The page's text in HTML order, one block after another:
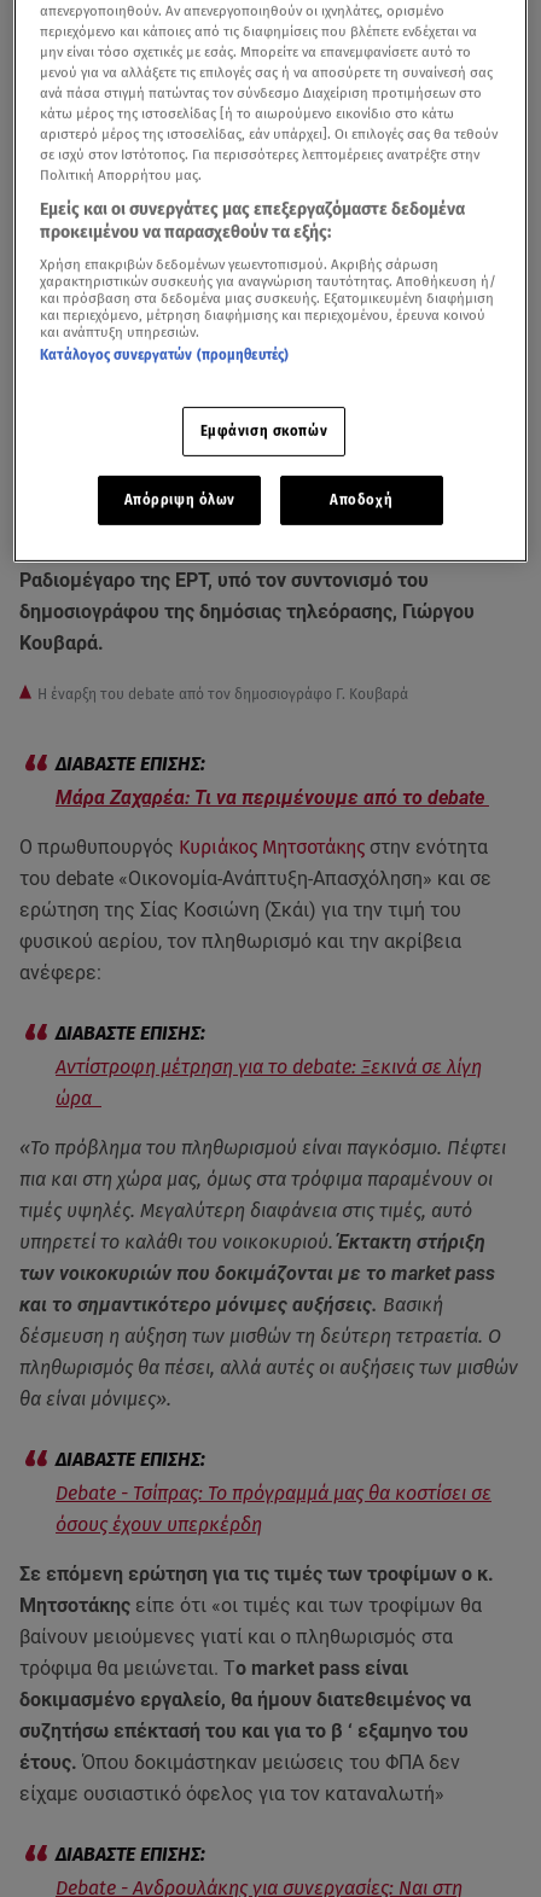
Ραδιομέγαρο της ΕΡΤ, υπό τον συντονισμό του
δημοσιογράφου της δημόσιας τηλεόρασης, Γιώργου
Κουβαρά.
Η έναρξη του debate από τον δημοσιογράφο Γ. Κουβαρά
Μάρα Ζαχαρέα: Τι να περιμένουμε από το debate
Ο πρωθυπουργός Κυριάκος Μητσοτάκης στην ενότητα
του debate «Οικονομία-Ανάπτυξη-Απασχόληση» και σε
ερώτηση της Σίας Κοσιώνη (Σκάι) για την τιμή του
φυσικού αερίου, τον πληθωρισμό και την ακρίβεια
ανέφερε:
Aντίστροφη μέτρηση για το debate: Ξεκινά σε λίγη
ώρα
«Το πρόβλημα του πληθωρισμού είναι παγκόσμιο. Πέφτει
πια και στη χώρα μας, όμως στα τρόφιμα παραμένουν οι
τιμές υψηλές. Μεγαλύτερη διαφάνεια στις τιμές, αυτό
υπηρετεί το καλάθι του νοικοκυριού.Έκτακτη στήριξη
των νοικοκυριών που δοκιμάζονται με το market pass
και το σημαντικότερο μόνιμες αυξήσεις. Βασική
δέσμευση η αύξηση των μισθών τη δεύτερη τετραετία. Ο
πληθωρισμός θα πέσει, αλλά αυτές οι αυξήσεις των μισθών
θα είναι μόνιμες».
Debate - Τσίπρας: Το πρόγραμμά μας θα κοστίσει σε
όσους έχουν υπερκέρδη
Σε επόμενη ερώτηση για τις τιμές των τροφίμων ο κ.
Μητσοτάκης είπε ότι «οι τιμές και των τροφίμων θα
βαίνουν μειούμενες γιατί και ο πληθωρισμός στα
τρόφιμα θα μειώνεται. Το market pass είναι
δοκιμασμένο εργαλείο, θα ήμουν διατεθειμένος να
συζητήσω επέκτασή του και για το β ‘ εξαμηνο του
έτους. Όπου δοκιμάστηκαν μειώσεις του ΦΠΑ δεν
είχαμε ουσιαστικό όφελος για τον καταναλωτή»
Debate - Ανδρουλάκης για συνεργασίες: Ναι στη
απενεργοποιηθούν. Αν απενεργοποιηθούν οι ιχνηλάτες, ορισμένο
περιεχόμενο και κάποιες από τις διαφημίσεις που βλέπετε ενδέχεται να
μην είναι τόσο σχετικές με εσάς. Μπορείτε να επανεμφανίσετε αυτό το
μενού για να αλλάξετε τις επιλογές σας ή να αποσύρετε τη συναίνεσή σας
ανά πάσα στιγμή πατώντας τον σύνδεσμο Διαχείριση προτιμήσεων στο
κάτω μέρος της ιστοσελίδας [ή το αιωρούμενο εικονίδιο στο κάτω
αριστερό μέρος της ιστοσελίδας, εάν υπάρχει]. Οι επιλογές σας θα τεθούν
σε ισχύ στον Ιστότοπος. Για περισσότερες λεπτομέρειες ανατρέξτε στην
Πολιτική Απορρήτου μας.
Εμείς και οι συνεργάτες μας επεξεργαζόμαστε δεδομένα
προκειμένου να παρασχεθούν τα εξής:
Χρήση επακριβών δεδομένων γεωεντοπισμού. Ακριβής σάρωση
χαρακτηριστικών συσκευής για αναγνώριση ταυτότητας. Αποθήκευση ή/
και πρόσβαση στα δεδομένα μιας συσκευής. Εξατομικευμένη διαφήμιση
και περιεχόμενο, μέτρηση διαφήμισης και περιεχομένου, έρευνα κοινού
και ανάπτυξη υπηρεσιών.
Κατάλογος συνεργατών (προμηθευτές)
Εμφάνιση σκοπών
Απόρριψη όλων Αποδοχή